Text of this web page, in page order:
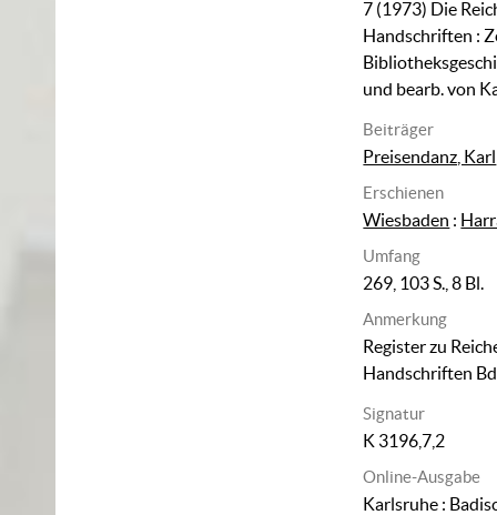
7 (1973) Die
Handschriften :
und bearb. von
Beiträger
Preisendanz, Karl
Erschienen
Wiesbaden :
Umfang
269, 103 S., 8 Bl.
Anmerkung
Register zu
Handschriften
Signatur
K 3196,7,2
Online-Ausgabe
Karlsruhe :